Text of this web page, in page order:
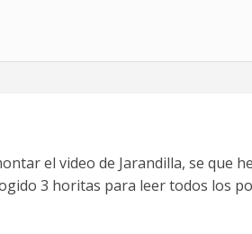
el video de Jarandilla, se que
3 horitas para leer todos los